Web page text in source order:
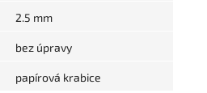
2.5 mm
bez úpravy
papírová krabice